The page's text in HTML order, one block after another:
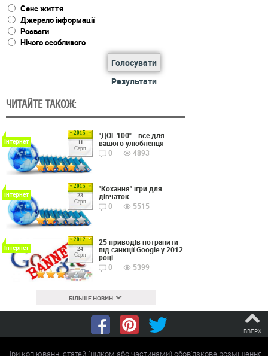
Сенс життя
Джерело інформації
Розваги
Нічого особливого
Голосувати
Результати
ЧИТАЙТЕ ТАКОЖ:
2015
11
Серп
Інтернет
"ДОГ-100" - все для
вашого улюбленця
0
4893
2015
23
Серп
Інтернет
"Кохання" ігри для
дівчаток
0
5515
2012
24
Серп
Інтернет
25 приводів потрапити
під санкції Google у 2012
році
0
5399
БІЛЬШЕ НОВИН
ВВЕРХ
При копіюванні статей (цілком або частинами) обов'язкове розміщення